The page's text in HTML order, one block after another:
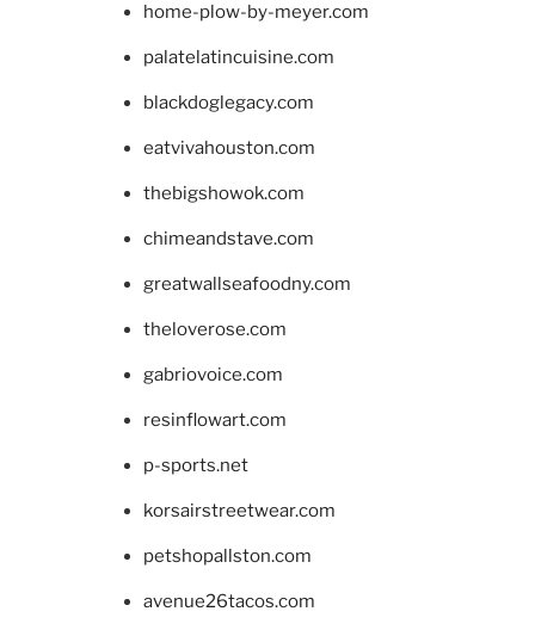
home-plow-by-meyer.com
palatelatincuisine.com
blackdoglegacy.com
eatvivahouston.com
thebigshowok.com
chimeandstave.com
greatwallseafoodny.com
theloverose.com
gabriovoice.com
resinflowart.com
p-sports.net
korsairstreetwear.com
petshopallston.com
avenue26tacos.com